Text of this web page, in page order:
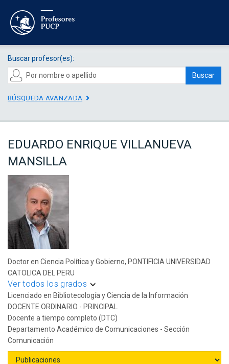
Buscar profesor(es):
Buscar
BÚSQUEDA AVANZADA
EDUARDO ENRIQUE VILLANUEVA
MANSILLA
Doctor en Ciencia Política y Gobierno, PONTIFICIA UNIVERSIDAD
CATOLICA DEL PERU
Ver todos los grados
Licenciado en Bibliotecología y Ciencia de la Información
DOCENTE ORDINARIO - PRINCIPAL
Docente a tiempo completo (DTC)
Departamento Académico de Comunicaciones - Sección
Comunicación